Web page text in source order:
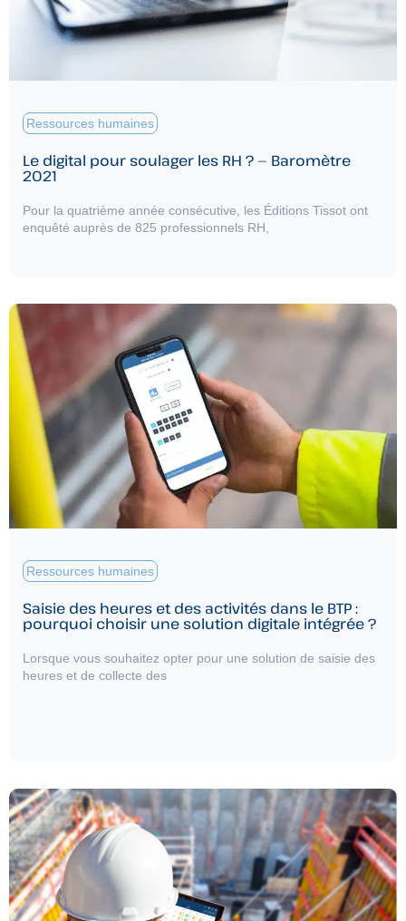
Ressources humaines
Le digital pour soulager les RH ? — Baromètre
2021
Pour la quatrième année consécutive, les Éditions Tissot ont
enquêté auprès de 825 professionnels RH,
Ressources humaines
Saisie des heures et des activités dans le BTP :
pourquoi choisir une solution digitale intégrée ?
Lorsque vous souhaitez opter pour une solution de saisie des
heures et de collecte des